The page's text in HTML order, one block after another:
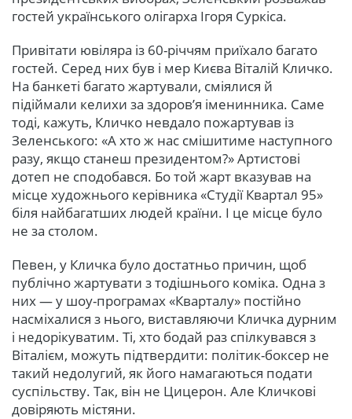
гостей українського олігарха Ігоря Суркіса.
Привітати ювіляра із 60-річчям приїхало багато
гостей. Серед них був і мер Києва Віталій Кличко.
На банкеті багато жартували, сміялися й
підіймали келихи за здоров’я іменинника. Саме
тоді, кажуть, Кличко невдало пожартував із
Зеленського: «А хто ж нас смішитиме наступного
разу, якщо станеш президентом?» Артистові
дотеп не сподобався. Бо той жарт вказував на
місце художнього керівника «Студії Квартал 95»
біля найбагатших людей країни. І це місце було
не за столом.
Певен, у Кличка було достатньо причин, щоб
публічно жартувати з тодішнього коміка. Одна з
них — у шоу-програмах «Кварталу» постійно
насміхалися з нього, виставляючи Кличка дурним
і недорікуватим. Ті, хто бодай раз спілкувався з
Віталієм, можуть підтвердити: політик-боксер не
такий недолугий, як його намагаються подати
суспільству. Так, він не Цицерон. Але Кличкові
довіряють містяни.